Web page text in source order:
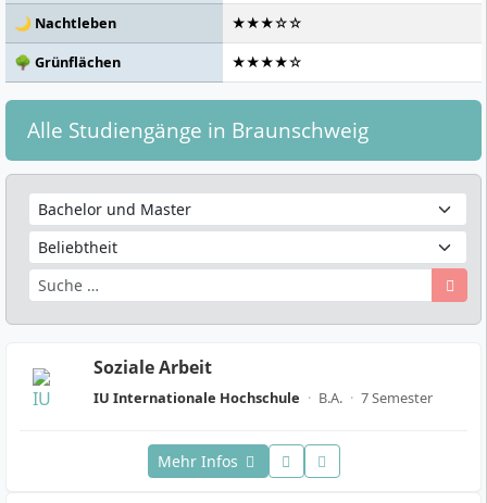
🌙 Nachtleben
★★★☆☆
🌳 Grünflächen
★★★★☆
Alle Studiengänge in Braunschweig
Soziale Arbeit
IU Internationale Hochschule · B.A. · 7 Semester
Mehr Infos